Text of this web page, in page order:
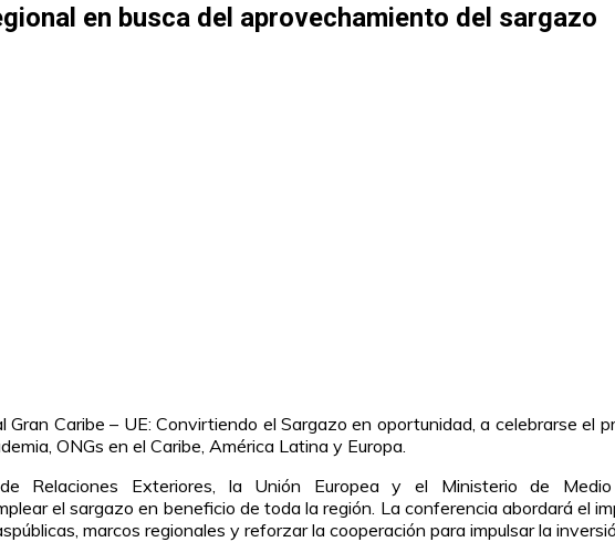
en busca del aprovechamiento del sargazo
Gran Caribe – UE: Convirtiendo elSargazo en oportunidad, a celebrarse el
ONGs en el Caribe, América Latina y Europa.
Relaciones Exteriores, la Unión Europea y el Ministerio de
r el sargazo en beneficio de toda la región. La conferencia abordará el
públicas , marcos regionales y reforzar la cooperación para impulsar la